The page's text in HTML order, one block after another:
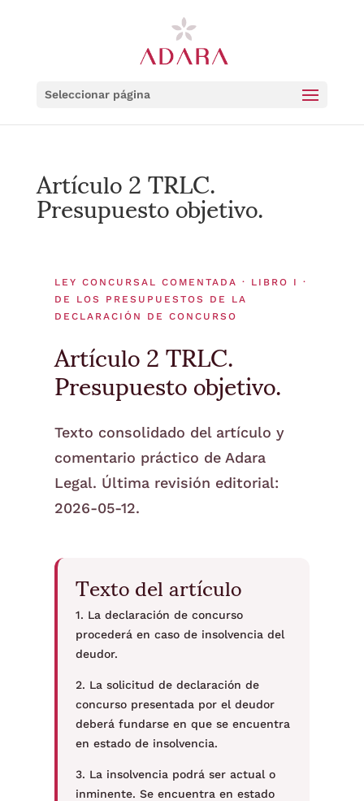
Seleccionar página
Artículo 2 TRLC.
Presupuesto objetivo.
LEY CONCURSAL COMENTADA · LIBRO I ·
DE LOS PRESUPUESTOS DE LA
DECLARACIÓN DE CONCURSO
Artículo 2 TRLC.
Presupuesto objetivo.
Texto consolidado del artículo y
comentario práctico de Adara
Legal. Última revisión editorial:
2026-05-12.
Texto del artículo
1. La declaración de concurso
procederá en caso de insolvencia del
deudor.
2. La solicitud de declaración de
concurso presentada por el deudor
deberá fundarse en que se encuentra
en estado de insolvencia.
3. La insolvencia podrá ser actual o
inminente. Se encuentra en estado